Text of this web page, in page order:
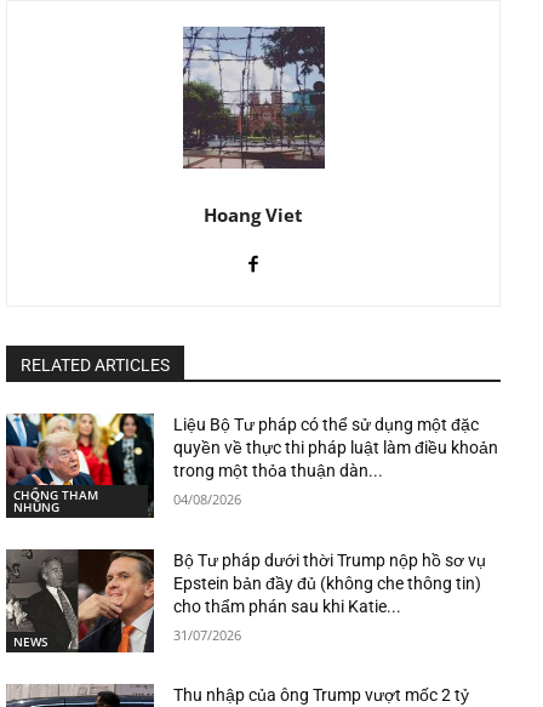
Hoang Viet
RELATED ARTICLES
CHỐNG THAM
NHŨNG
Liệu Bộ Tư pháp có thể sử dụng một đặc
quyền về thực thi pháp luật làm điều khoản
trong một thỏa thuận dàn...
04/08/2026
NEWS
Bộ Tư pháp dưới thời Trump nộp hồ sơ vụ
Epstein bản đầy đủ (không che thông tin)
cho thẩm phán sau khi Katie...
31/07/2026
Thu nhập của ông Trump vượt mốc 2 tỷ